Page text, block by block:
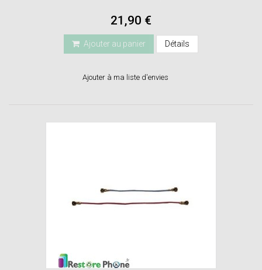
21,90 €
Ajouter au panier Détails
Ajouter à ma liste d'envies